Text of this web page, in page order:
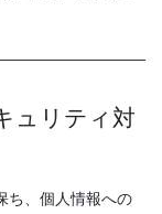
ュリティ対
ち、個人情報への